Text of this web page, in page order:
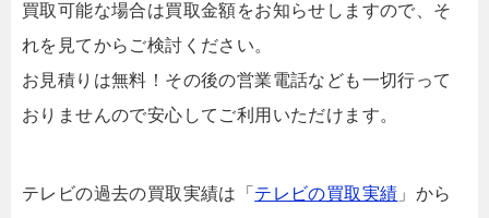
買取可能な場合は買取金額をお知らせしますので、そ
れを見てからご検討ください。
お見積りは無料！その後の営業電話なども一切行って
おりませんので安心してご利用いただけます。
テレビの過去の買取実績は「 テレビの買取実績 」から